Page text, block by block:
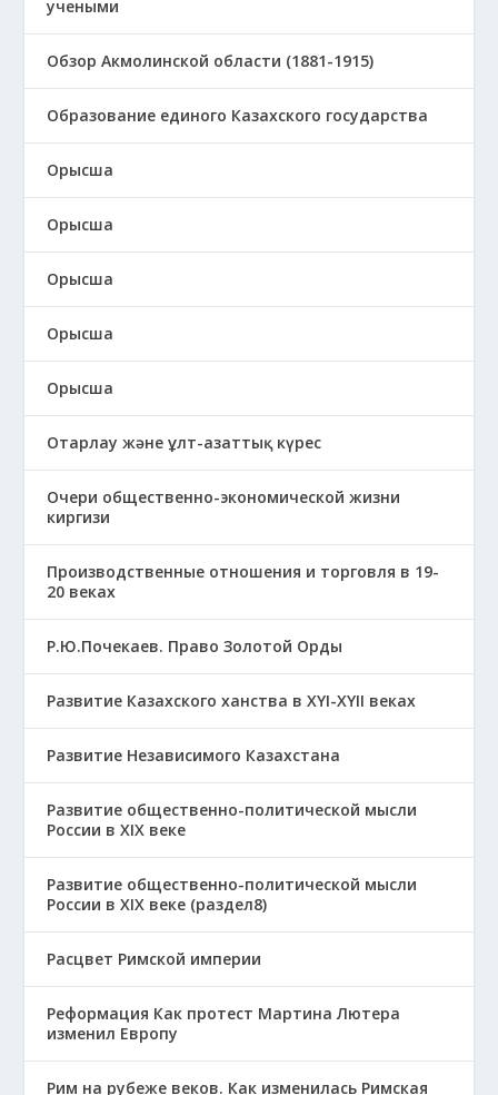
учеными
Обзор Акмолинской области (1881-1915)
Образование единого Казахского государства
Орысша
Орысша
Орысша
Орысша
Орысша
Отарлау және ұлт-азаттық күрес
Очери общественно-экономической жизни
киргизи
Производственные отношения и торговля в 19-
20 веках
Р.Ю.Почекаев. Право Золотой Орды
Развитие Казахского ханства в ХҮІ-ХҮІІ веках
Развитие Независимого Казахстана
Развитие общественно-политической мысли
России в XIX веке
Развитие общественно-политической мысли
России в XIX веке (раздел8)
Расцвет Римской империи
Реформация Как протест Мартина Лютера
изменил Европу
Рим на рубеже веков. Как изменилась Римская